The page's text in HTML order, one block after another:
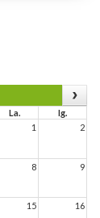
La.
Ig.
1 2
8 9
15 16